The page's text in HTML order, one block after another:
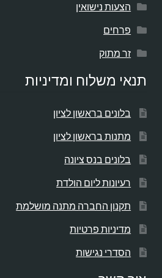
הצעות נישואין
פרחים
זר מתוק
תנאי משלוח ומדיניות
בלונים בראשון לציון
מתנות בראשון לציון
בלונים בנס ציונה
רעיונות ליום הולדת
תקנון החברה מתנה מושלמת
מדיניות פרטיות
הסדרי נגישות